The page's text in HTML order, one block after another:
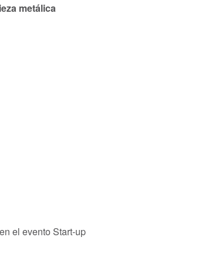
metálica
el evento Start-up